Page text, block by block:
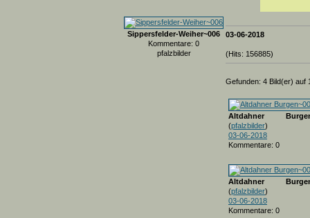
Sippersfelder-Weiher~006
Kommentare: 0
pfalzbilder
03-06-2018
(Hits: 156885)
Gefunden: 4 Bild(er) auf
Altdahner
(pfalzbilder)
03-06-2018
Kommentare: 0
Altdahner
(pfalzbilder)
03-06-2018
Kommentare: 0